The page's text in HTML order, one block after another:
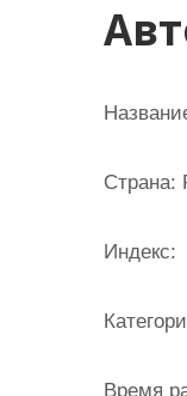
Страна:
Индекс:
Время